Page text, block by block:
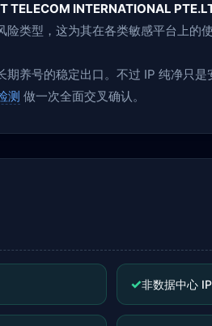
TELECOM INTERNATIONAL
类型，这为其在各类敏感平台上的
期养号的稳定出口。不过 IP 纯净只
测 做一次全面交叉确认。
✓非数据中心 IP